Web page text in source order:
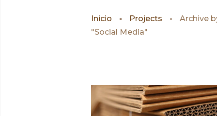
Inicio Projects
Archive
"Social Media"